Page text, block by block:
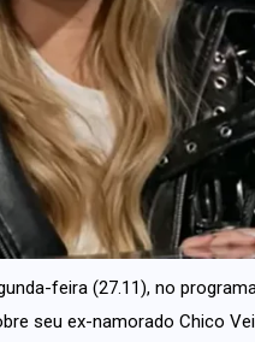
feira (27.11), no
seu ex-namorado Chico